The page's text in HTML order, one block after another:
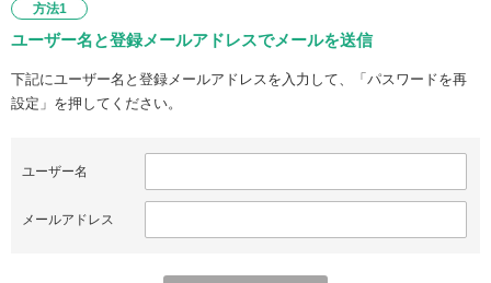
方法1
ユーザー名と登録メールアドレスでメールを送信
下記にユーザー名と登録メールアドレスを入力して、「パスワードを再
設定」を押してください。
ユーザー名
メールアドレス